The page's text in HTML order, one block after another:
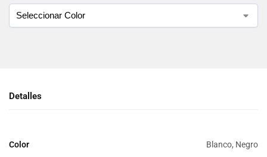
Detalles
Color Blanco, Negro